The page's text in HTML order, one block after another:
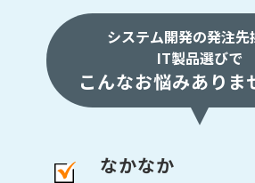
システム開発の発注先
IT製品選びで
こんなお悩みありま
なかなか